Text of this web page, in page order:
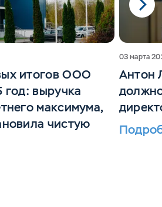
итогов ООО
выручка
максимума,
чистую
03 марта
Антон